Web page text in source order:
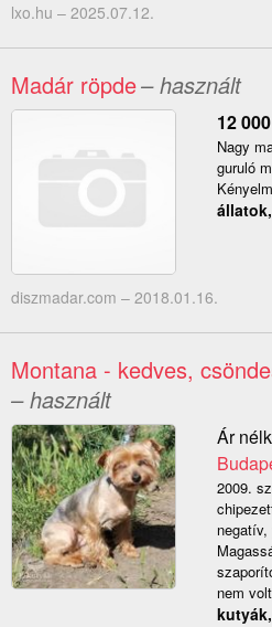
lxo.hu – 2025.07.12.
Madár röpde– használt
12 000
Nagy
guruló
diszmadar.com – 2018.01.16.
Montana - kedves,
– használt
Ár
2009.
nem